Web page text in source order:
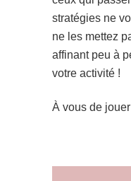
stratégies ne
ne les mettez
affinant peu à
votre activité !
À vous de